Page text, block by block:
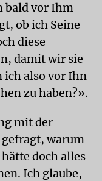
bald vor Ihm
ob ich Seine
diese
damit wir sie
ich also vor Ihn
zu haben?».
mit der
warum
doch alles
Ich glaube,